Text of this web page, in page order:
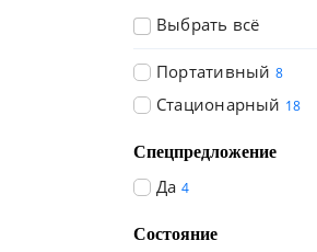
Выбрать всё
Портативный 8
Стационарный 18
Спецпредложение
Да 4
Состояние